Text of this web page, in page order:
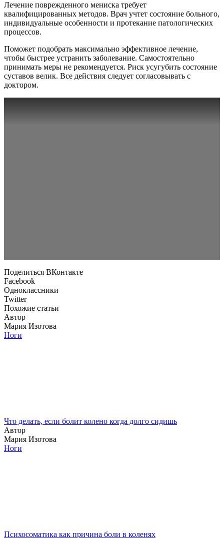
Лечение поврежденного мениска требует
квалифицированных методов. Врач учтет состояние больного,
индивидуальные особенности и протекание патологических
процессов.
Поможет подобрать максимально эффективное лечение,
чтобы быстрее устранить заболевание. Самостоятельно
принимать меры не рекомендуется. Риск усугубить состояние
суставов велик. Все действия следует согласовывать с
доктором.
Поделиться ВКонтакте
Facebook
Одноклассники
Twitter
Похожие статьи
Автор
Мария Изотова
Ноги
Что делать, если болит колено когда долго сидишь
Автор
Мария Изотова
Ноги
Психосоматика как причина боли в коленях